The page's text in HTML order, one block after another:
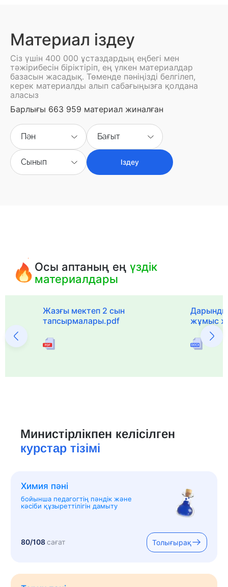
Материал іздеу
Сіз үшін 400 000 ұстаздардың еңбегі мен
тәжірибесін біріктіріп, ең үлкен материалдар
базасын жасадық. Төменде пәніңізді белгілеп,
керек материалды алып сабағыңызға қолдана
аласыз
Барлығы 663 959 материал жиналған
Пән Бағыт
Сынып Іздеу
Осы аптаның еңүздік
материалдары
Жазғы мектеп 2 сын
тапсырмалары.pdf
жұмыс
Министірлікпен келісілген
курстар тізімі
Химия пәні
бойынша педагогтің пәндік және
кәсіби құзыреттілігін дамыту
80/108сағат Толығырақ